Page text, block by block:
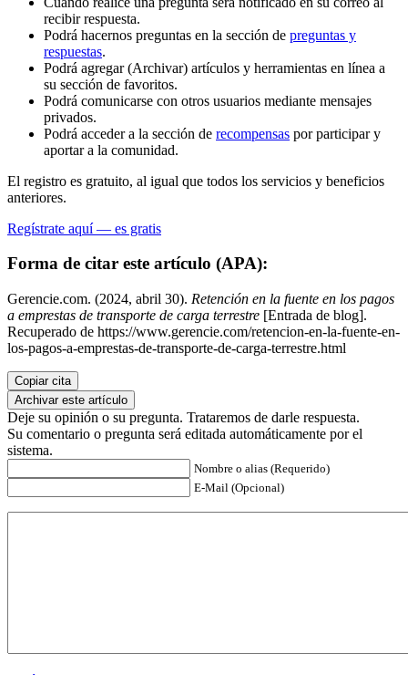
recibir respuesta.
Podrá hacernos preguntas en la sección de preguntas y
respuestas.
Podrá agregar (Archivar) artículos y herramientas en línea a
su sección de favoritos.
Podrá comunicarse con otros usuarios mediante mensajes
privados.
Podrá acceder a la sección de recompensas por participar y
aportar a la comunidad.
El registro es gratuito, al igual que todos los servicios y beneficios
anteriores.
Regístrate aquí — es gratis
Forma de citar este artículo (APA):
Gerencie.com. (2024, abril 30). Retención en la fuente en los pagos
a emprestas de transporte de carga terrestre [Entrada de blog].
Recuperado de https://www.gerencie.com/retencion-en-la-fuente-en-
los-pagos-a-emprestas-de-transporte-de-carga-terrestre.html
Copiar cita
Archivar este artículo
Deje su opinión o su pregunta. Trataremos de darle respuesta.
Su comentario o pregunta será editada automáticamente por el
sistema.
Nombre o alias (Requerido)
E-Mail (Opcional)